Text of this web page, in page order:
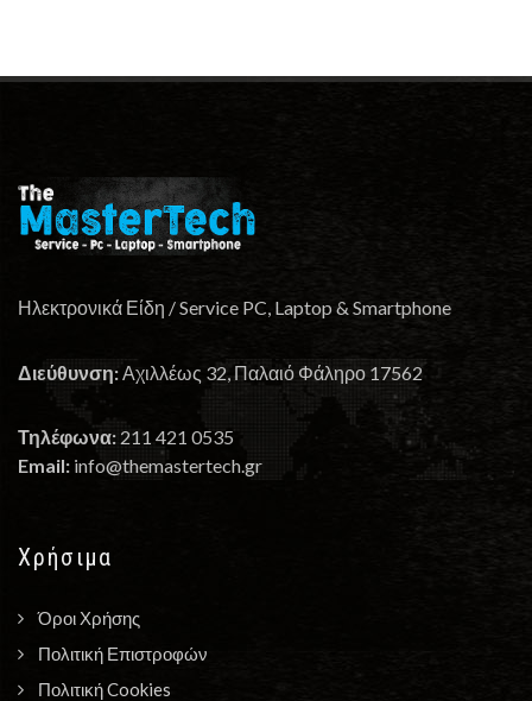
Ηλεκτρονικά Είδη / Service PC, Laptop & Smartphone
Διεύθυνση:Αχιλλέως 32, Παλαιό Φάληρο 17562
Τηλέφωνα: 211 421 0535
Email: info@themastertech.gr
Χρήσιμα
Όροι Χρήσης
Πολιτική Επιστροφών
Πολιτική Cookies